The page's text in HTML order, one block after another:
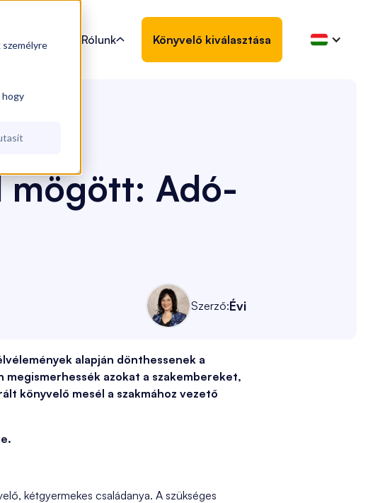
személyre
hogy
Tudástár Rólunk Könyvelő kiválasztása
mögött: Adó-
Szerző:Évi
alapján dönthessenek a
azokat a szakembereket,
könyvelő mesél a szakmához vezető
kétgyermekes családanya. A szükséges